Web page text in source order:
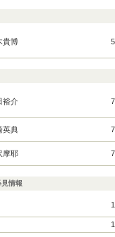
貴博
裕介
英典
摩耶
情報